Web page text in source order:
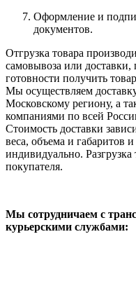
Оформление и
документов.
Отгрузка товара
самовывоза или
готовности получить
Мы осуществляем
Московскому региону, а
компаниями по всей
Стоимость доставки
веса, объема и габаритов
индивидуально.
покупателя.
Мы сотрудничаем с
курьерскими службами: